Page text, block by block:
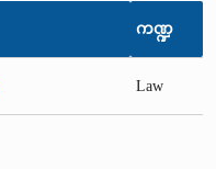
ကဏ္ဍ
Law